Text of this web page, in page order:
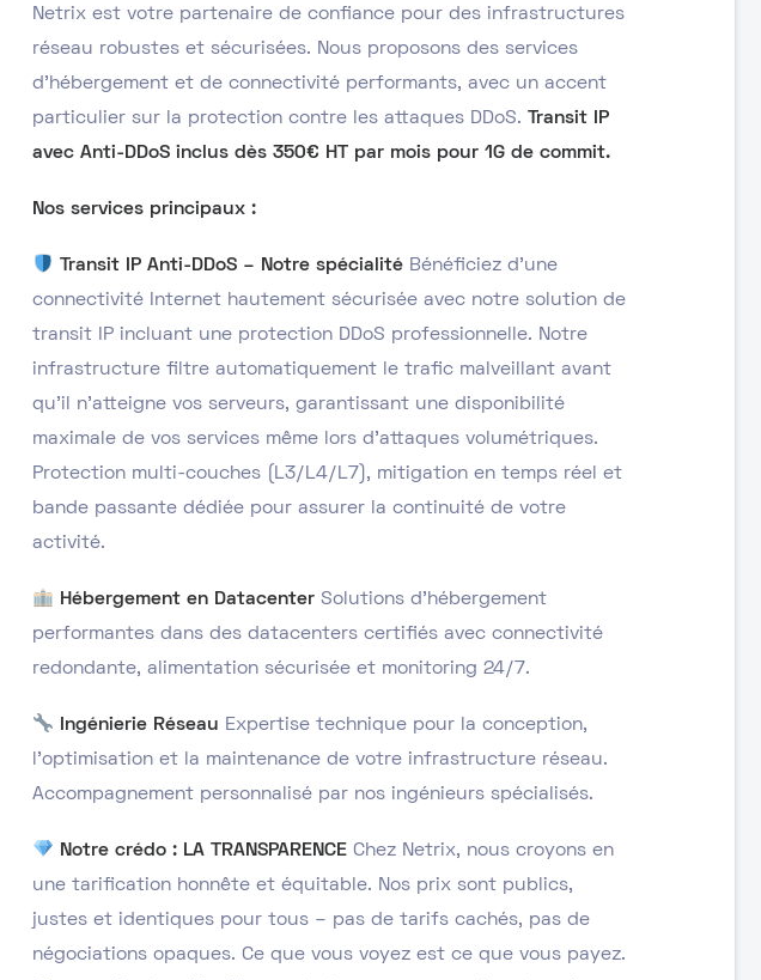
Netrix est votre partenaire de confiance pour des infrastructures
réseau robustes et sécurisées. Nous proposons des services
d’hébergement et de connectivité performants, avec un accent
particulier sur la protection contre les attaques DDoS. Transit IP
avec Anti-DDoS inclus dès 350€ HT par mois pour 1G de commit.
Nos services principaux :
Transit IP Anti-DDoS – Notre spécialité Bénéficiez d’une
connectivité Internet hautement sécurisée avec notre solution de
transit IP incluant une protection DDoS professionnelle. Notre
infrastructure filtre automatiquement le trafic malveillant avant
qu’il n’atteigne vos serveurs, garantissant une disponibilité
maximale de vos services même lors d’attaques volumétriques.
Protection multi-couches (L3/L4/L7), mitigation en temps réel et
bande passante dédiée pour assurer la continuité de votre
activité.
Hébergement en Datacenter Solutions d’hébergement
performantes dans des datacenters certifiés avec connectivité
redondante, alimentation sécurisée et monitoring 24/7.
Ingénierie Réseau Expertise technique pour la conception,
l’optimisation et la maintenance de votre infrastructure réseau.
Accompagnement personnalisé par nos ingénieurs spécialisés.
Notre crédo : LA TRANSPARENCE Chez Netrix, nous croyons en
une tarification honnête et équitable. Nos prix sont publics,
justes et identiques pour tous – pas de tarifs cachés, pas de
négociations opaques. Ce que vous voyez est ce que vous payez.